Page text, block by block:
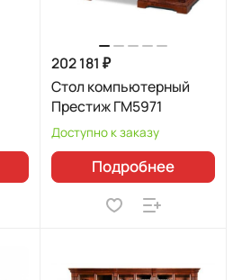
202 181 ₽
Стол компьютерный
Престиж ГМ5971
Доступно к заказу
Подробнее